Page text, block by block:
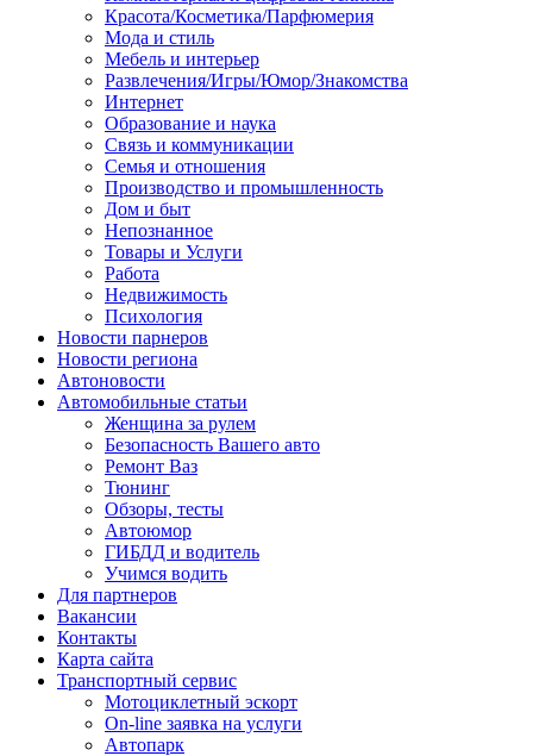
Красота/Косметика/Парфюмерия
Мода и стиль
Мебель и интерьер
Развлечения/Игры/Юмор/Знакомства
Интернет
Образование и наука
Связь и коммуникации
Семья и отношения
Производство и промышленность
Дом и быт
Непознанное
Товары и Услуги
Работа
Недвижимость
Психология
Новости парнеров
Новости региона
Автоновости
Автомобильные статьи
Женщина за рулем
Безопасность Вашего авто
Ремонт Ваз
Тюнинг
Обзоры, тесты
Автоюмор
ГИБДД и водитель
Учимся водить
Для партнеров
Вакансии
Контакты
Карта сайта
Транспортный сервис
Мотоциклетный эскорт
On-line заявка на услуги
Автопарк